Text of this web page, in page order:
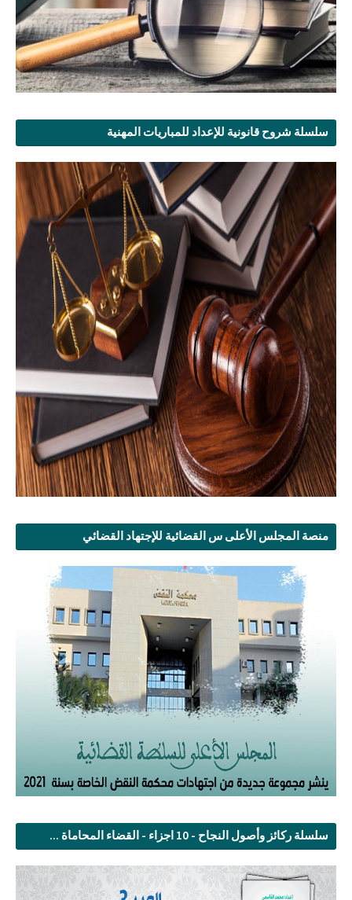
سلسلة شروح قانونية للإعداد للمباريات المهنية
منصة المجلس الأعلى س القضائية للإجتهاد القضائي
سلسلة ركائز وأصول النجاح - 10 اجزاء - القضاء المحاماة ...